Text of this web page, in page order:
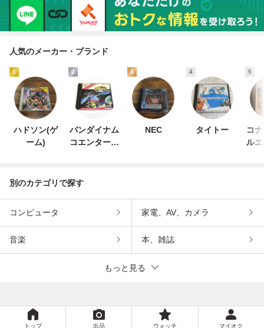
人気のメーカー・ブランド
1
ハドソン(ゲ
ーム)
2
バンダイナム
コエンターテ
3
NEC
4
タイトー
5
コ
ル
別のカテゴリで探す
コンピュータ 家電、AV、カメラ
音楽 本、雑誌
もっと見る
トップ 出品 ウォッチ マイオク